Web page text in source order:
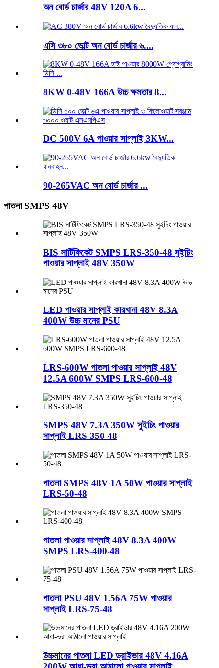
অন ​​বোর্ড চার্জার 48V 120A 6...
এসি ৩৮০ ভোল্ট অন বোর্ড চার্জার ৬....
8KW 0-48V 166A উচ্চ ক্ষমতার 8...
DC 500V 6A পাওয়ার সাপ্লাই 3KW...
90-265VAC অন বোর্ড চার্জার ...
পাতলা SMPS 48V
BIS সার্টিফিকেট SMPS LRS-350-48 সুইচিং
পাওয়ার সাপ্লাই 48V 350W
LED পাওয়ার সাপ্লাই কারখানা 48V 8.3A
400W উচ্চ মানের PSU
LRS-600W পাতলা পাওয়ার সাপ্লাই 48V
12.5A 600W SMPS LRS-600-48
SMPS 48V 7.3A 350W সুইচিং পাওয়ার
সাপ্লাই LRS-350-48
পাতলা SMPS 48V 1A 50W পাওয়ার সাপ্লাই
LRS-50-48
পাতলা পাওয়ার সাপ্লাই 48V 8.3A 400W
SMPS LRS-400-48
পাতলা PSU 48V 1.56A 75W পাওয়ার
সাপ্লাই LRS-75-48
উচ্চমানের পাতলা LED ড্রাইভার 48V 4.16A